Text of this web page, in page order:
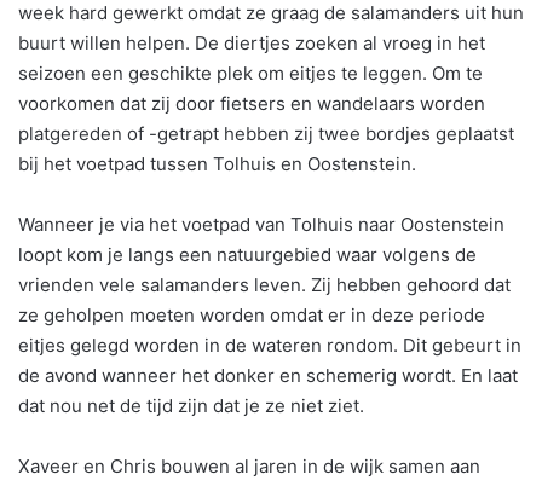
week hard gewerkt omdat ze graag de salamanders uit hun
buurt willen helpen. De diertjes zoeken al vroeg in het
seizoen een geschikte plek om eitjes te leggen. Om te
voorkomen dat zij door fietsers en wandelaars worden
platgereden of -getrapt hebben zij twee bordjes geplaatst
bij het voetpad tussen Tolhuis en Oostenstein.
Wanneer je via het voetpad van Tolhuis naar Oostenstein
loopt kom je langs een natuurgebied waar volgens de
vrienden vele salamanders leven. Zij hebben gehoord dat
ze geholpen moeten worden omdat er in deze periode
eitjes gelegd worden in de wateren rondom. Dit gebeurt in
de avond wanneer het donker en schemerig wordt. En laat
dat nou net de tijd zijn dat je ze niet ziet.
Xaveer en Chris bouwen al jaren in de wijk samen aan